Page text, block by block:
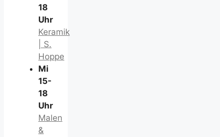
18
Uhr
Keramik
| S.
Hoppe
Mi
15-
18
Uhr
Malen
&